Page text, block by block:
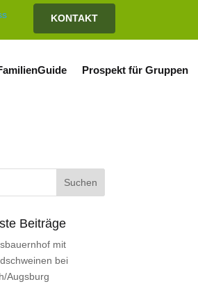
KONTAKT
Prospekt für Gruppen
Beiträge
mit
bei
Augsburg